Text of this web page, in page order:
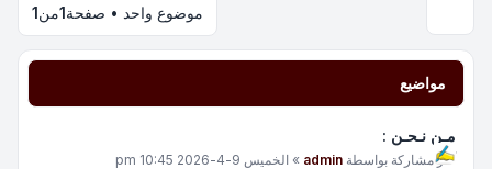
موضوع واحد • صفحة1من1
مواضيع
مـن نـحـن :
آخر مشاركة بواسطة admin
» الخميس 9-4-2026 10:45 pm